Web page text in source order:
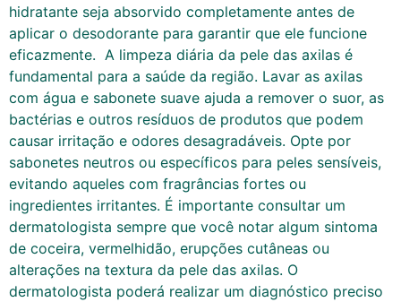
hidratante seja absorvido completamente antes de
aplicar o desodorante para garantir que ele funcione
eficazmente. A limpeza diária da pele das axilas é
fundamental para a saúde da região. Lavar as axilas
com água e sabonete suave ajuda a remover o suor, as
bactérias e outros resíduos de produtos que podem
causar irritação e odores desagradáveis. Opte por
sabonetes neutros ou específicos para peles sensíveis,
evitando aqueles com fragrâncias fortes ou
ingredientes irritantes. É importante consultar um
dermatologista sempre que você notar algum sintoma
de coceira, vermelhidão, erupções cutâneas ou
alterações na textura da pele das axilas. O
dermatologista poderá realizar um diagnóstico preciso